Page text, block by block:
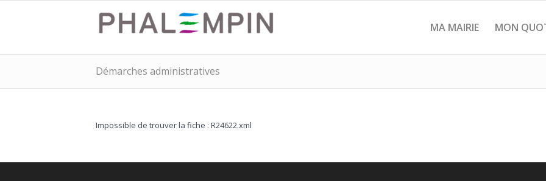
MA MAIRIE MON
Démarches administratives
Impossible de trouver la fiche : R24622.xml